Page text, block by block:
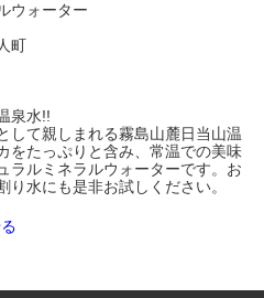
ウォーター
町
泉水!!
して親しまれる霧島山麓日当山温
をたっぷりと含み、常温での美味
ラルミネラルウォーターです。お
水にも是非お試しください。